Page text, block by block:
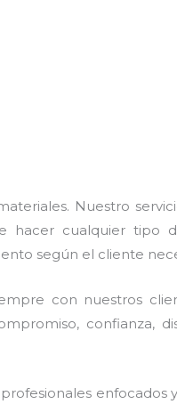
Nuestro
cualquier tipo
según el cliente
con nuestros
confianza,
enfocados